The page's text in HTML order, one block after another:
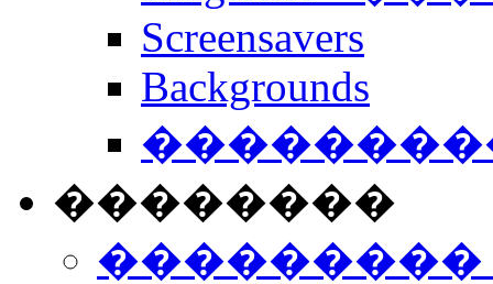
Screensavers
Backgrounds
��������
���������